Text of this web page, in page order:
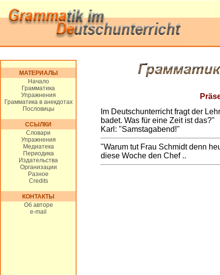
МАТЕРИАЛЫ
Начало
Грамматика
Упражнения
Грамматика в анекдотах
Пословицы
ССЫЛКИ
Словари
Упражнения
Медиатека
Периодика
Издательства
Организации
Разное
Credits
КОНТАКТЫ
Об авторе
e-mail
Im Deutschunterricht fragt der
badet. Was für eine Zeit ist das?"
Karl: "Samstagabend!"
"Warum tut Frau Schmidt denn
diese Woche den Chef ..